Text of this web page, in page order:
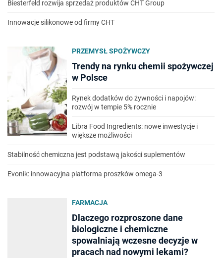
Biesterfeld rozwija sprzedaż produktów CHT Group
Innowacje silikonowe od firmy CHT
PRZEMYSŁ SPOŻYWCZY
Trendy na rynku chemii spożywczej
w Polsce
Rynek dodatków do żywności i napojów:
rozwój w tempie 5% rocznie
Libra Food Ingredients: nowe inwestycje i
większe możliwości
Stabilność chemiczna jest podstawą jakości suplementów
Evonik: innowacyjna platforma proszków omega-3
FARMACJA
Dlaczego rozproszone dane
biologiczne i chemiczne
spowalniają wczesne decyzje w
pracach nad nowymi lekami?